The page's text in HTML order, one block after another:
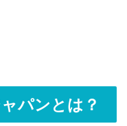
パンとは？